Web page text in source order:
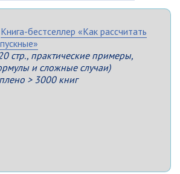
Книга-бестселлер «Как рассчитать
стр., практические примеры,
и сложные случаи)
> 3000 книг